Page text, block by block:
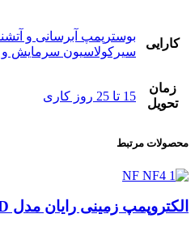
کارایی
بوسترپمپ آبرسانی و
سیرکولاسیون سرمایش
زمان
تحویل
15 تا 25 روز کاری
محصولات مرتبط
الکتروپمپ زمینی رایان مدل NF 40-160 D